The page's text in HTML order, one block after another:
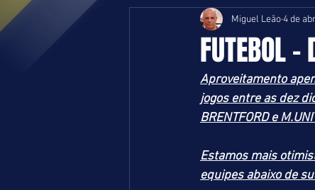
FUTEBOL
Miguel Leão4 de
Aproveitamento
jogos entre as dez
BRENTFORD e
Estamos mais
equipes abaixo de